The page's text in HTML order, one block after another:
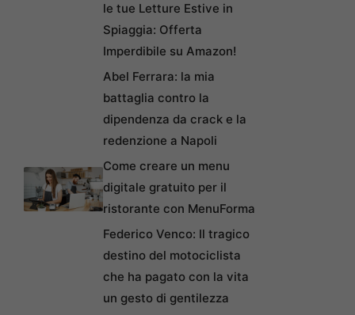
le tue Letture Estive in
Spiaggia: Offerta
Imperdibile su Amazon!
Abel Ferrara: la mia
battaglia contro la
dipendenza da crack e la
redenzione a Napoli
Come creare un menu
digitale gratuito per il
ristorante con MenuForma
Federico Venco: Il tragico
destino del motociclista
che ha pagato con la vita
un gesto di gentilezza